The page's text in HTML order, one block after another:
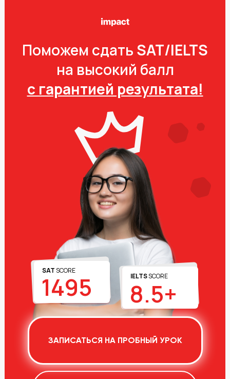
Поможем сдать SAT/IELTS
на высокий балл
с гарантией результата!
SATSCORE
1495 IELTSSCORE
8.5+
ЗАПИСАТЬСЯ НА ПРОБНЫЙ УРОК